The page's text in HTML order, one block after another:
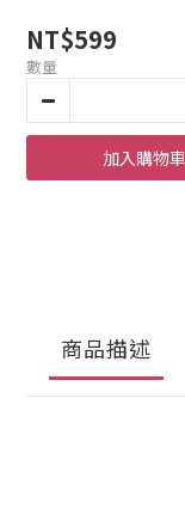
NT$599
數量
加入購物車
商品描述